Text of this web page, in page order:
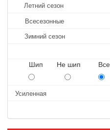
Aoteli
Arivo
Летний сезон
Всесезонные
Зимний сезон
Шип Не шип Все
Усиленная